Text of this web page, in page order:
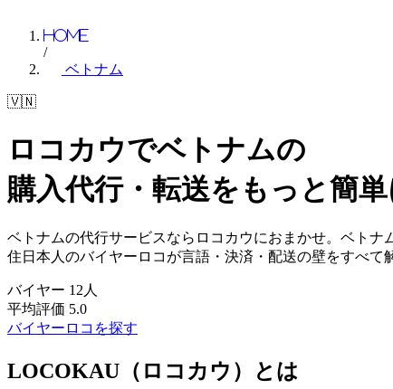
Home
/
ベトナム
🇻🇳
ロコカウでベトナムの
購入代行・転送を もっと簡
ベトナムの代行サービスならロコカウにおまかせ。ベト
住日本人のバイヤーロコが言語・決済・配送の壁をすべて
バイヤー 12 人
平均評価 5.0
バイヤーロコを探す
LOCOKAU（ロコカウ）とは